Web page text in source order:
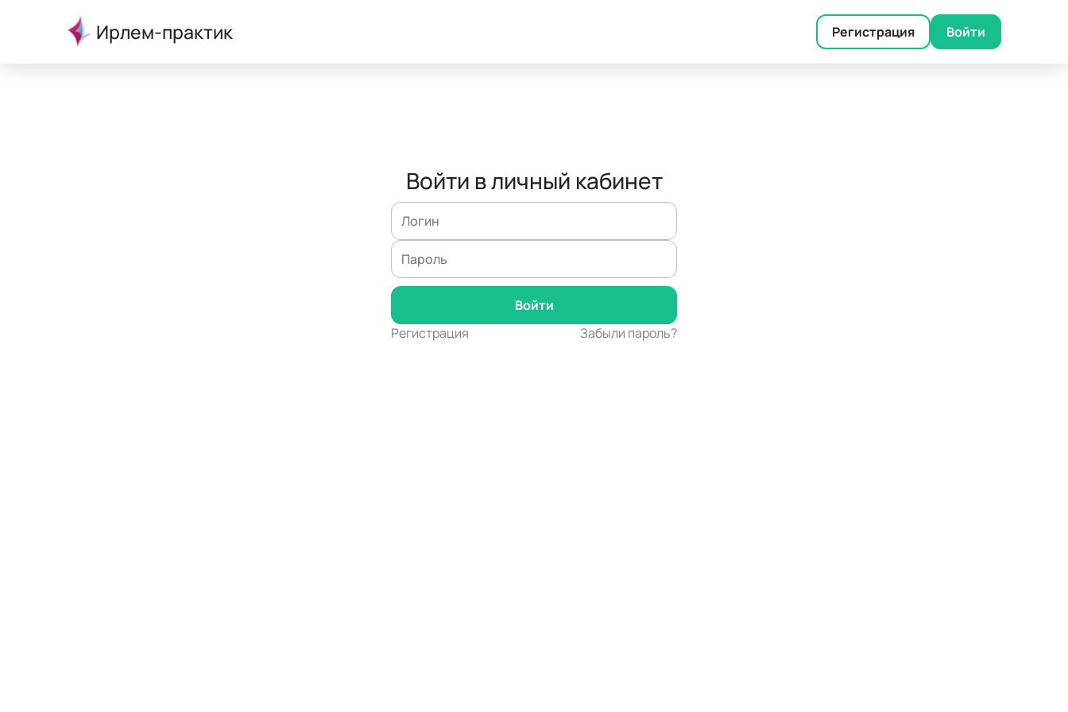
Ирлем-практик Регистрация Войти
Войти в личный кабинет
Регистрация Забыли пароль?